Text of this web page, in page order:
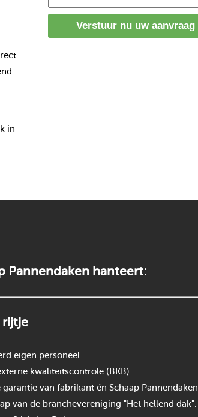
in
Pannendaken hanteert:
rijtje
eigen personeel.
kwaliteitscontrole (BKB).
van fabrikant én Schaap Pannendaken.
van de branchevereniging "Het hellend dak".